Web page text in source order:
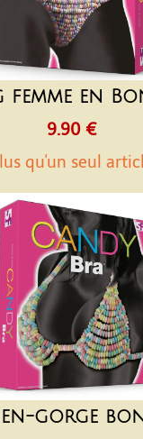
femme en
9.90 €
qu'un seul
gorge